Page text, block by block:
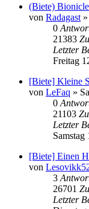
(Biete)
von Radagast »
0
21383
Letzter
Freitag
[Biete] Kleine
von LeFaq »
0
21103
Letzter
Samstag
[Biete] Einen
von
3
26701
Letzter